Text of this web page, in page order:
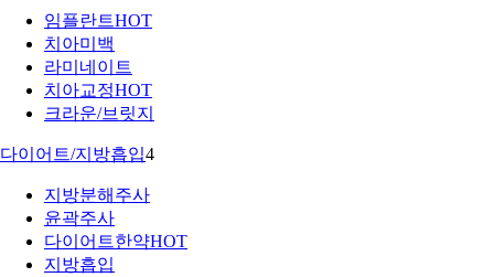
임플란트HOT
치아미백
라미네이트
치아교정HOT
크라운/브릿지
다이어트/지방흡입4
지방분해주사
윤곽주사
다이어트한약HOT
지방흡입